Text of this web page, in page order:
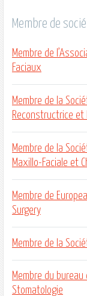
Membre de
Membre de
Faciaux
Membre de la
Reconstructrice et
Membre de la
Maxillo-Faciale et
Membre de
Surgery
Membre de la
Membre du
Stomatologie